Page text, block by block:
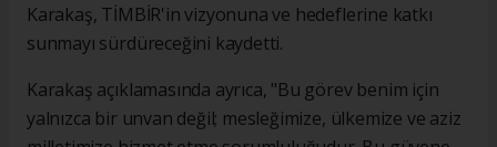
Karakaş, TİMBİR'in vizyonuna ve hedeflerine katkı
sunmayı sürdüreceğini kaydetti.
Karakaş açıklamasında ayrıca, "Bu görev benim için
yalnızca bir unvan değil; mesleğimize, ülkemize ve aziz